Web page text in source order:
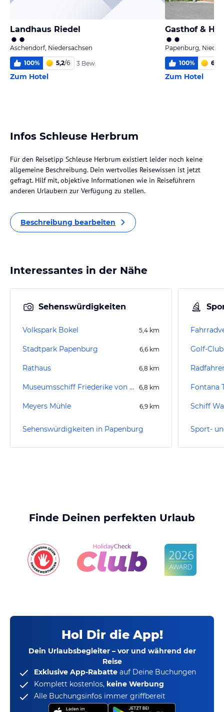
Landhaus Riedel
Aschendorf, Niedersachsen
100% 5,2/6 3 Bew.
Zum Hotel
Gasthof &
Papenburg,
100% 6,0
Zum Hotel
Infos Schleuse Herbrum
Für den Reisetipp Schleuse Herbrum existiert leider noch keine
allgemeine Beschreibung. Dein wertvolles Reisewissen ist jetzt
gefragt. Hilf mit, objektive Informationen wie in Reiseführern
anderen Urlaubern zur Verfügung zu stellen.
Beschreibung bearbeiten
Interessantes in der Nähe
Sehenswürdigkeiten
Volkspark Bokel 5,4 km
Stadtpark Papenburg 6,6 km
Rathaus 6,8 km
Museumsschiff Friederike von Papenburg 6,8 km
Meyers Mühle 6,9 km
Sehenswürdigkeiten in Papenburg
Schiff
Finde Deinen perfekten Urlaub
Hol Dir die App!
Dein Urlaubsbegleiter – vor und während der
Reise
Exklusive App-Rabatte auf Deine Buchungen
Komplett kostenlos, keine Werbung
Alle Buchungsinfos immer griffbereit